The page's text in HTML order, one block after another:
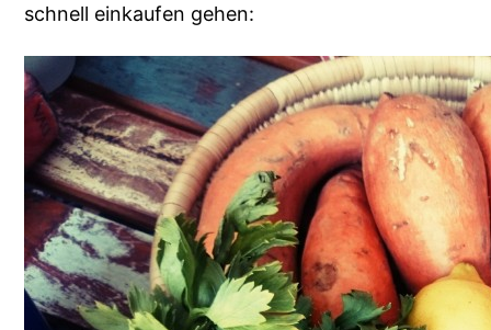
schnell einkaufen gehen: